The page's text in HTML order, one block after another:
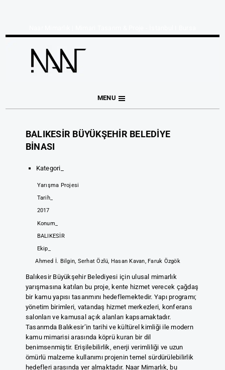
MENU
BALIKESİR BÜYÜKŞEHİR BELEDİYE
BİNASI
Kategori_
Yarışma Projesi
Tarih_
2017
Konum_
BALIKESİR
Ekip_
Ahmed İ. Bilgin, Serhat Özlü, Hasan Kavan, Faruk Özgök
Balıkesir Büyükşehir Belediyesi için ulusal mimarlık
yarışmasına katılan bu proje, kente hizmet verecek çağdaş
bir kamu yapısı tasarımını hedeflemektedir. Yapı programı;
yönetim birimleri, vatandaş hizmet merkezleri, konferans
salonları ve kamusal açık alanları kapsamaktadır.
Tasarımda Balıkesir’in tarihi ve kültürel kimliği ile modern
kamu mimarisi arasında köprü kuran bir dil
benimsenmiştir. Erişilebilirlik, enerji verimliliği ve uzun
ömürlü malzeme kullanımı projenin temel sürdürülebilirlik
hedefleri arasında yer almaktadır. Naar Mimarlık, bu